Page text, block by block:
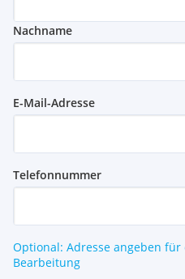
Nachname
E-Mail-Adresse
Telefonnummer
Optional: Adresse angeben
Bearbeitung